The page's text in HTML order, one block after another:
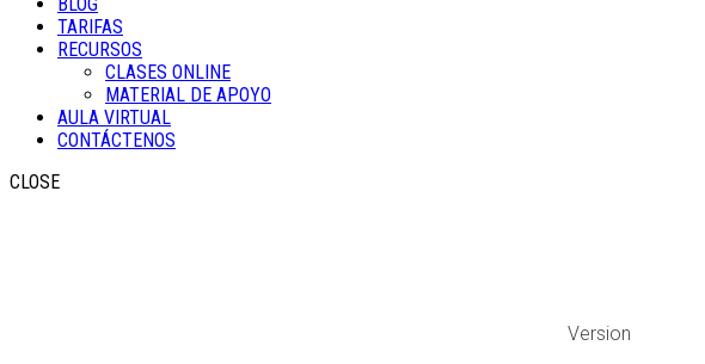
TARIFAS
RECURSOS
CLASES ONLINE
MATERIAL DE APOYO
AULA VIRTUAL
CONTÁCTENOS
CLOSE
Version